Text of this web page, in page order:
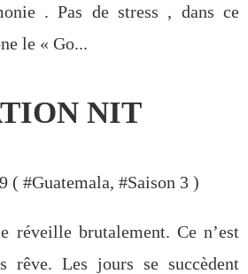
. Pas de stress , dans ce
le « Go...
NIT
( #Guatemala, #Saison 3 )
réveille brutalement. Ce n’est
rêve. Les jours se succèdent